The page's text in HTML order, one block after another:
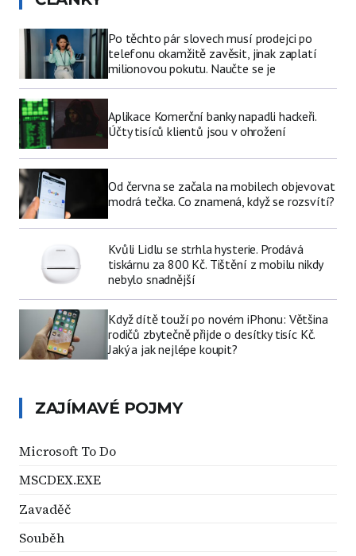
Po těchto pár slovech musí prodejci po
telefonu okamžitě zavěsit, jinak zaplatí
milionovou pokutu. Naučte se je
Aplikace Komerční banky napadli hackeři.
Účty tisíců klientů jsou v ohrožení
Od června se začala na mobilech objevovat
modrá tečka. Co znamená, když se rozsvítí?
Kvůli Lidlu se strhla hysterie. Prodává
tiskárnu za 800 Kč. Tištění z mobilu nikdy
nebylo snadnější
Když dítě touží po novém iPhonu: Většina
rodičů zbytečně přijde o desítky tisíc Kč.
Jaký a jak nejlépe koupit?
ZAJÍMAVÉ POJMY
Microsoft To Do
MSCDEX.EXE
Zavaděč
Souběh